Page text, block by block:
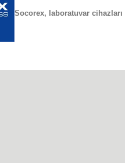
Socorex, laboratuvar cihazları